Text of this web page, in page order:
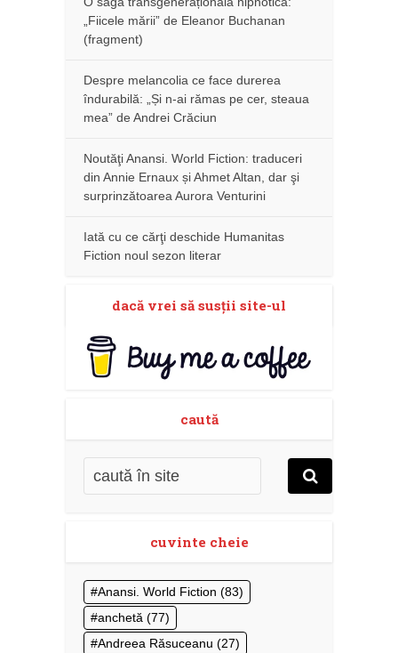
„Fiicele mării” de Eleanor Buchanan
(fragment)
Despre melancolia ce face durerea
îndurabilă: „Și n-ai rămas pe cer, steaua
mea” de Andrei Crăciun
Noutăţi Anansi. World Fiction: traduceri
din Annie Ernaux și Ahmet Altan, dar şi
surprinzătoarea Aurora Venturini
Iată cu ce cărţi deschide Humanitas
Fiction noul sezon literar
dacă vrei să susţii site-ul
caută
cuvinte cheie
Anansi. World Fiction (83)
anchetă (77)
Andreea Răsuceanu (27)